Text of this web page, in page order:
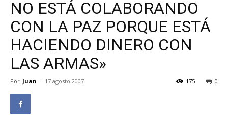
NO ESTÁ COLABORANDO
CON LA PAZ PORQUE ESTÁ
HACIENDO DINERO CON
LAS ARMAS»
Por Juan - 17 agosto 2007 0
175